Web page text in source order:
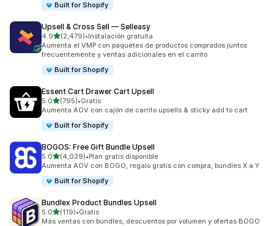
Built for Shopify
Upsell & Cross Sell — Selleasy
4.9de 5 estrellas
(2,479)
2479 reseñas en total
•Instalación gratuita
Aumenta el VMP con paquetes de productos comprados juntos
frecuentemente y ventas adicionales en el carrito
Built for Shopify
Essent Cart Drawer Cart Upsell
5.0de 5 estrellas
(795)
795 reseñas en total
•Gratis
Aumenta AOV con cajón de carrito upsells & sticky add to cart
Built for Shopify
BOGOS: Free Gift Bundle Upsell
5.0de 5 estrellas
(4,039)
4039 reseñas en total
•Plan gratis disponible
Aumenta AOV con BOGO, regalo gratis con compra, bundles X a Y
Built for Shopify
Bundlex Product Bundles Upsell
5.0de 5 estrellas
(119)
119 reseñas en total
•Gratis
Más ventas con bundles, descuentos por volumen y ofertas BOGO